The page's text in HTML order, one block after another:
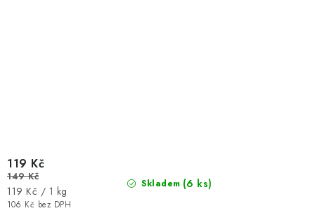
Skladem (6 ks)
106 Kč bez DPH
119 Kč
149 Kč
Měrná
cena:
119 Kč / 1 kg